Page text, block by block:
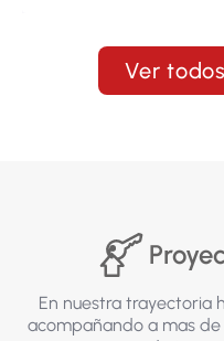
Ver
En nuestra trayectoria
acompañando a mas